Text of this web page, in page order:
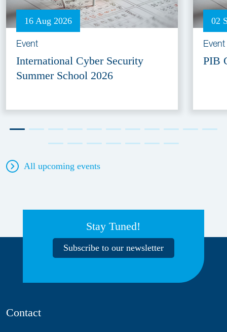
16 Aug 2026
Event
International Cyber Security
Summer School 2026
02
Event
PIB
All upcoming events
Stay Tuned!
Subscribe to our newsletter
Contact